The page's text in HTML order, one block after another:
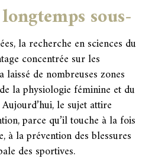
sous-
la recherche en sciences du
concentrée sur les
laissé de nombreuses zones
la physiologie féminine et du
le sujet attire
parce qu’il touche à la fois
à la prévention des blessures
des sportives.